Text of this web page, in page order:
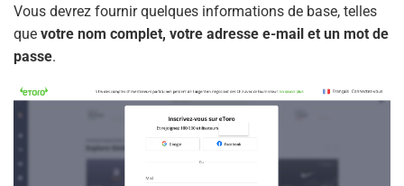
Vous devrez fournir quelques informations de base, telles
que votre nom complet, votre adresse e-mail et un mot de
passe.